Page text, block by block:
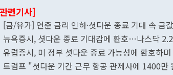
련기사]
[금/유가] 연준 금리 인하·셧다운 종료 기대 속 금
뉴욕증시, 셧다운 종료 기대감에 환호…나스닥
유럽증시, 미 정부 셧다운 종료 가능성에 환호하
트럼프 "셧다운 기간 근무 항공 관제사에 1400만